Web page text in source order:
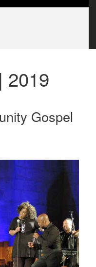
2019
Gospel